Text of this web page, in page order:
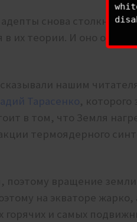
снова
их теории. И оно
нашим
Тарасенко, которого
в том, что Земля
термоядерного
поэтому вращение
на экваторе жарко,
горячих и самых